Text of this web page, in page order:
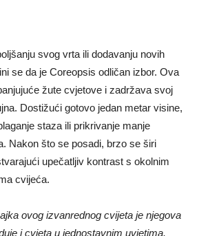
svog vrta ili dodavanju novih
se da je Coreopsis odličan izbor. Ova
žute cvjetove i zadržava svoj
Dostižući gotovo jedan metar visine,
staza ili prikrivanje manje
Nakon što se posadi, brzo se širi
upečatljiv kontrast s okolnim
cvijeća.
ovog izvanrednog cvijeta je njegova
i cvjeta u jednostavnim uvjetima.